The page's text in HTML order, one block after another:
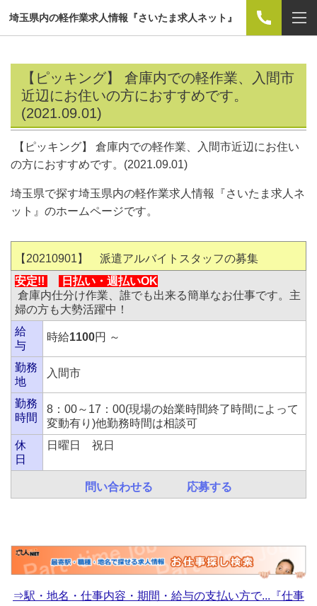
埼玉県内の軽作業求人情報『さいたま求人ネット』
【ピッキング】 倉庫内での軽作業、入間市
近辺にお住いの方におすすめです。
(2021.09.01)
【ピッキング】 倉庫内での軽作業、入間市近辺にお住い
の方におすすめです。(2021.09.01)
埼玉県で探す埼玉県内の軽作業求人情報『さいたま求人ネ
ット』のホームページです。
【20210901 】 派遣アルバイトスタッフの募集
安定!!
日払い・ 週払いOK
倉庫内仕分け作業、誰でも出来る簡単なお仕事です。主
婦の方も大勢活躍中！
給
与
時給1100円 ～
勤務
地
入間市
勤務
時間
8：00～17：00(現場の始業時間終了時間によって
変動有り)他勤務時間は相談可
休
日
日曜日 祝日
問い合わせる 応募する
⇒駅・地名・仕事内容・期間・給与の支払い方で...『仕事